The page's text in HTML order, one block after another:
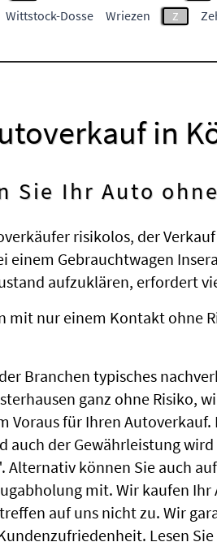
Wittstock-Dosse Wriezen Z
in
Sie Ihr Auto
risikolos, der
Gebrauchtwagen
aufzuklären, erfordert
mit nur einem Kontakt ohne
Branchen typisches
ganz ohne Risiko,
Voraus für Ihren
auch der Gewährleistung
können Sie auch
mit. Wir kaufen
auf uns nicht zu. Wir
Lesen